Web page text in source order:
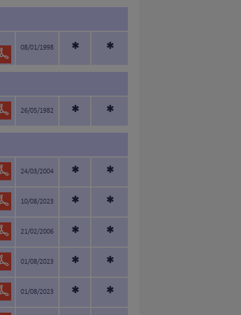
08/01/1998 * *
26/05/1982 * *
24/03/2004 * *
10/08/2023 * *
21/02/2006 * *
01/08/2023 * *
01/08/2023 * *